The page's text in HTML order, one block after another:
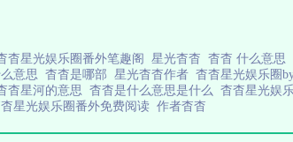
杳星光娱乐圈番外笔趣阁 星光杳杳 杳杳 什么意思
意思 杳杳是哪部 星光杳杳作者 杳杳星光娱乐圈
杳星河的意思 杳杳是什么意思是什么 杳杳星光娱
星光娱乐圈番外免费阅读 作者杳杳